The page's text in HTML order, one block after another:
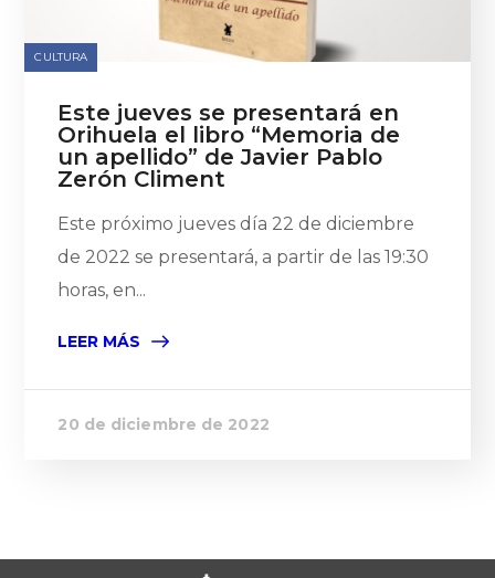
CULTURA
Este jueves se presentará en
Orihuela el libro “Memoria de
un apellido” de Javier Pablo
Zerón Climent
Este próximo jueves día 22 de diciembre
de 2022 se presentará, a partir de las 19:30
horas, en...
LEER MÁS
20 de diciembre de 2022